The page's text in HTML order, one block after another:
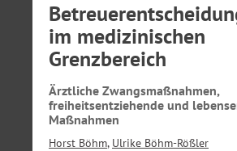
im medizinischen
Grenzbereich
Ärztliche Zwangsmaßnahmen,
freiheitsentziehende und
Maßnahmen
Horst Böhm, Ulrike Böhm-Rößler